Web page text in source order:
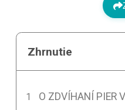
Zhrnutie
O ZDVÍHANÍ PIER